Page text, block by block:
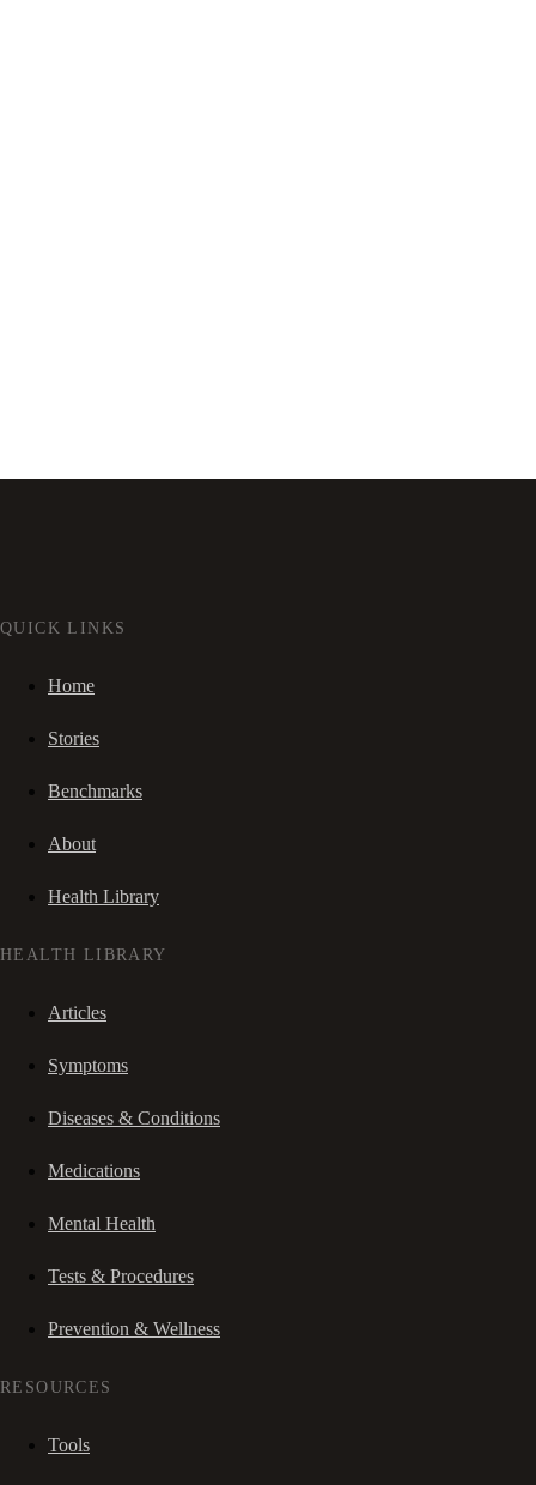
QUICK LINKS
Home
Stories
Benchmarks
About
Health Library
HEALTH LIBRARY
Articles
Symptoms
Diseases & Conditions
Medications
Mental Health
Tests & Procedures
Prevention & Wellness
RESOURCES
Tools